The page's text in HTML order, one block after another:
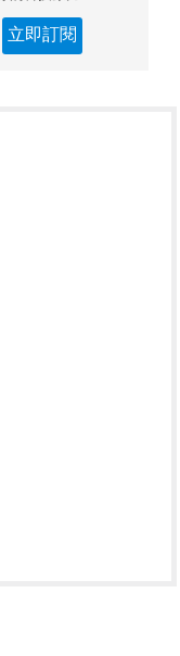
立即訂閱